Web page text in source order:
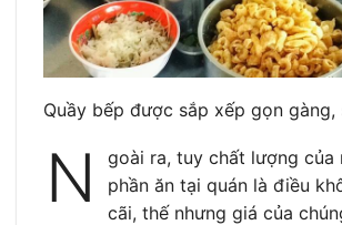
Quầy bếp được sắp xếp gọn gàng,
N
goài ra, tuy chất lượng của
phần ăn tại quán là điều
cãi, thế nhưng giá của